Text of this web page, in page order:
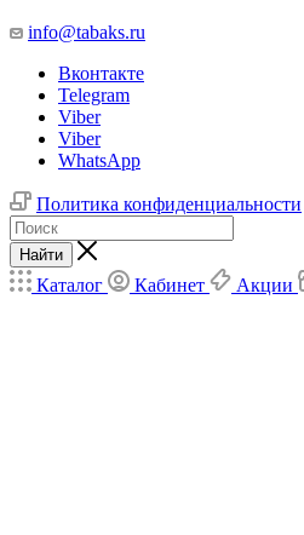
info@tabaks.ru
Вконтакте
Telegram
Viber
Viber
WhatsApp
Политика конфиденциальности
Найти
Каталог Кабинет Акции